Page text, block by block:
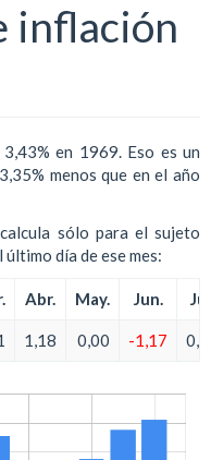
inflación
en 1969. Eso es un
menos que en el año
sólo para el sujeto
día de ese mes:
Abr. May. Jun.
1,18 0,00 -1,17